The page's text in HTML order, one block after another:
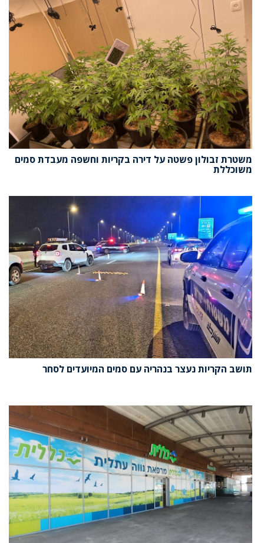
משטרת זבולון פשטה על דירה בקריות וחשפה מעבדת סמים
משוכללת
תושב הקריות נעצר בנהריה עם סמים המיועדים לסחר